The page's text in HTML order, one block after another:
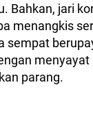
Bahkan, jari
menangkis
sempat
menyayat
parang.